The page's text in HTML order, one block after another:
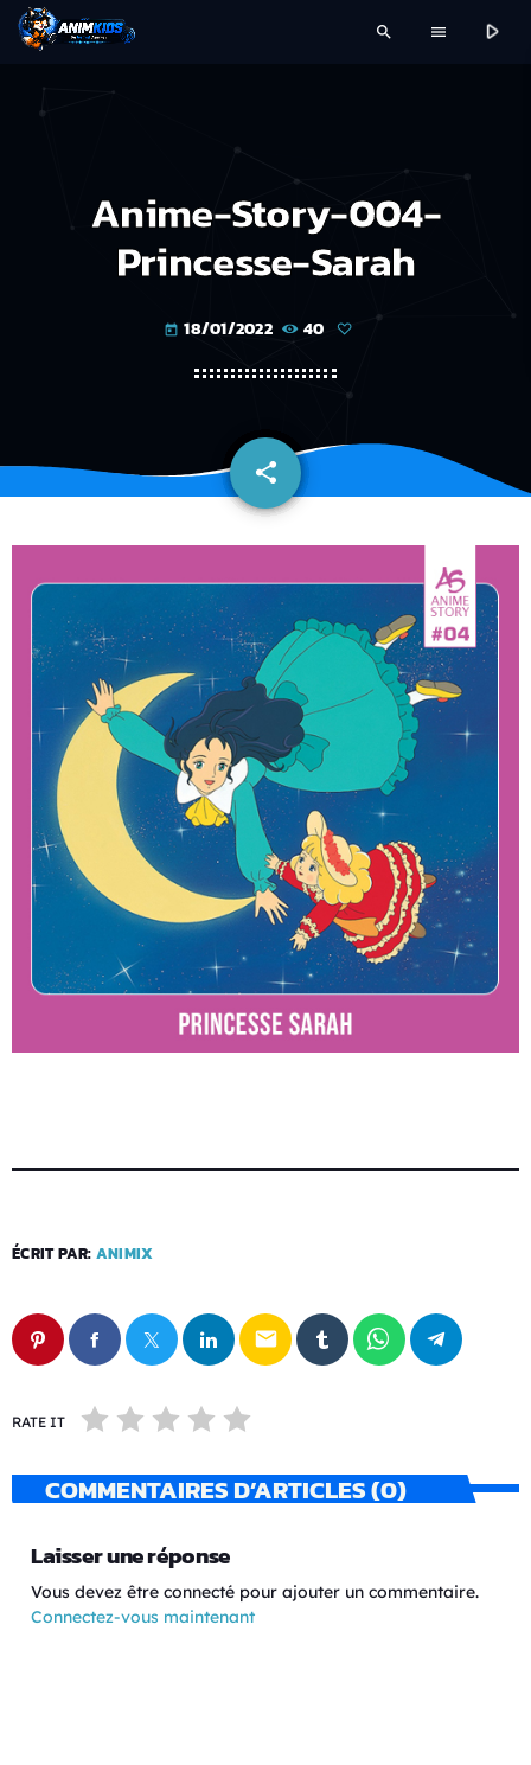
search menu play_arrow
Anime-Story-004-
Princesse-Sarah
today 18/01/2022 40
share
email
ÉCRIT PAR: ANIMIX
email
RATE IT
COMMENTAIRES D’ARTICLES (0)
Laisser une réponse
Vous devez être connecté pour ajouter un commentaire.
Connectez-vous maintenant